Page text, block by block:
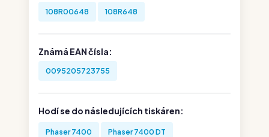
108R00648 108R648
Známá EAN čísla:
0095205723755
Hodí se do následujících tiskáren:
Phaser 7400 Phaser 7400 DT